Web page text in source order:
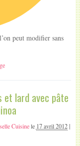
peut modifier sans
et lard avec pâte
Cuisinele 17 avril 2012|